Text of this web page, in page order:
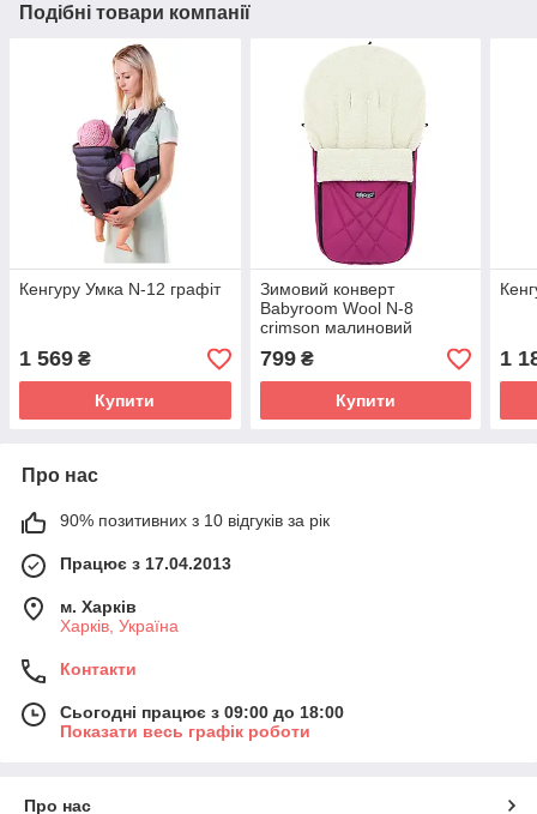
Подібні товари компанії
Кенгуру Умка N-12 графіт
1 569 ₴
Купити
Зимовий конверт
Babyroom Wool N-8
crimson малиновий
799₴
Купити
1
Про нас
90% позитивних з 10 відгуків за рік
Працює з 17.04.2013
м. Харків
Харків, Україна
Контакти
Сьогодні працює з 09:00 до 18:00
Показати весь графік роботи
Про нас